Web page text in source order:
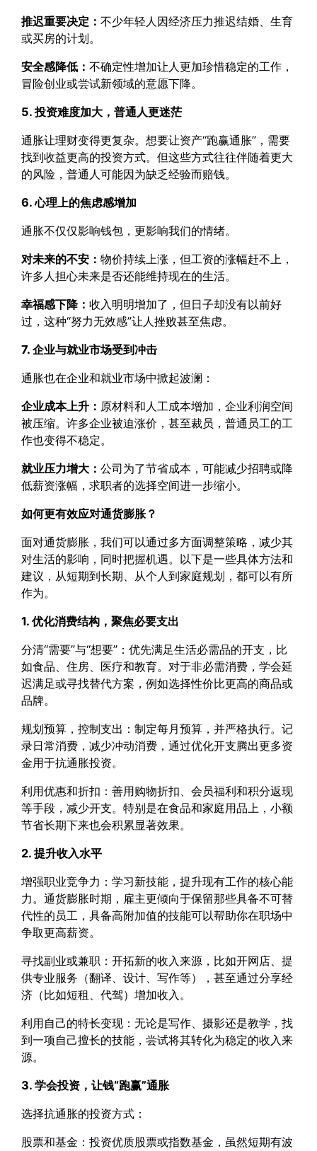
推迟重要决定：不少年轻人因经济压力推迟结婚、生育
或买房的计划。
安全感降低：不确定性增加让人更加珍惜稳定的工作，
冒险创业或尝试新领域的意愿下降。
5. 投资难度加大，普通人更迷茫
通胀让理财变得更复杂。想要让资产“跑赢通胀”，需要
找到收益更高的投资方式。但这些方式往往伴随着更大
的风险，普通人可能因为缺乏经验而赔钱。
6. 心理上的焦虑感增加
通胀不仅仅影响钱包，更影响我们的情绪。
对未来的不安：物价持续上涨，但工资的涨幅赶不上，
许多人担心未来是否还能维持现在的生活。
幸福感下降：收入明明增加了，但日子却没有以前好
过，这种“努力无效感”让人挫败甚至焦虑。
7. 企业与就业市场受到冲击
通胀也在企业和就业市场中掀起波澜：
企业成本上升： 原材料和人工成本增加，企业利润空间
被压缩。许多企业被迫涨价，甚至裁员，普通员工的工
作也变得不稳定。
就业压力增大：公司为了节省成本，可能减少招聘或降
低薪资涨幅，求职者的选择空间进一步缩小。
如何更有效应对通货膨胀？
面对通货膨胀，我们可以通过多方面调整策略，减少其
对生活的影响，同时把握机遇。以下是一些具体方法和
建议，从短期到长期、从个人到家庭规划，都可以有所
作为。
1. 优化消费结构，聚焦必要支出
分清“需要”与“想要”：优先满足生活必需品的开支，比
如食品、住房、医疗和教育。对于非必需消费，学会延
迟满足或寻找替代方案，例如选择性价比更高的商品或
品牌。
规划预算，控制支出：制定每月预算，并严格执行。记
录日常消费，减少冲动消费，通过优化开支腾出更多资
金用于抗通胀投资。
利用优惠和折扣：善用购物折扣、会员福利和积分返现
等手段，减少开支。特别是在食品和家庭用品上，小额
节省长期下来也会积累显著效果。
2. 提升收入水平
增强职业竞争力：学习新技能，提升现有工作的核心能
力。通货膨胀时期，雇主更倾向于保留那些具备不可替
代性的员工，具备高附加值的技能可以帮助你在职场中
争取更高薪资。
寻找副业或兼职：开拓新的收入来源，比如开网店、提
供专业服务（翻译、设计、写作等），甚至通过分享经
济（比如短租、代驾）增加收入。
利用自己的特长变现：无论是写作、摄影还是教学，找
到一项自己擅长的技能，尝试将其转化为稳定的收入来
源。
3. 学会投资，让钱“跑赢”通胀
选择抗通胀的投资方式：
股票和基金：投资优质股票或指数基金，虽然短期有波